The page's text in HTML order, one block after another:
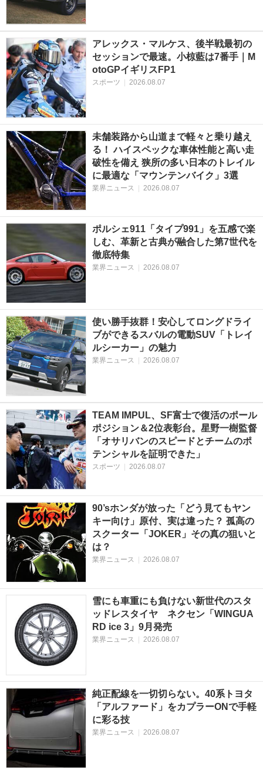
アレックス・マルケス、後半戦最初の
セッションで最速。小椋藍は7番手｜M
otoGPイギリスFP1
スポーツ | 2026.08.07
未舗装路から山道まで軽々と乗り越え
る！ ハイスペックな車体性能と高い走
破性を備え 狭所の多い日本のトレイル
に最適な「マウンテンバイク」3選
業界ニュース | 2026.08.07
ポルシェ911「タイプ991」を五感で楽
しむ、革新と古典が融合した第7世代を
徹底特集
業界ニュース 2026.08.07
使い勝手抜群！安心してロングドライ
ブができるスバルの電動SUV「トレイ
ルシーカー」の魅力
業界ニュース 2026.08.07
TEAM IMPUL、SF富士で復活のポール
ポジション＆2位表彰台。星野一樹監督
「オサリバンのスピードとチームのポ
テンシャルを証明できた」
スポーツ 2026.08.07
90’sホンダが放った「どう見てもヤン
キー向け」原付、実は違った？ 孤高の
スクーター「JOKER」その真の狙いと
は？
業界ニュース 2026.08.07
雪にも車重にも負けない新世代のスタ
ッドレスタイヤ ネクセン「WINGUA
RD ice 3」9月発売
業界ニュース 2026.08.07
純正配線を一切切らない。40系トヨタ
「アルファード」をカプラーONで手軽
に彩る技
業界ニュース 2026.08.07